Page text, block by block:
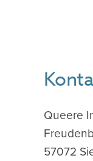
Queere
57072